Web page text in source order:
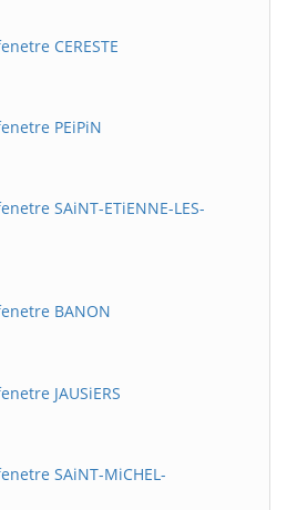
CERESTE
PEiPiN
SAiNT-ETiENNE-LES-
BANON
JAUSiERS
SAiNT-MiCHEL-